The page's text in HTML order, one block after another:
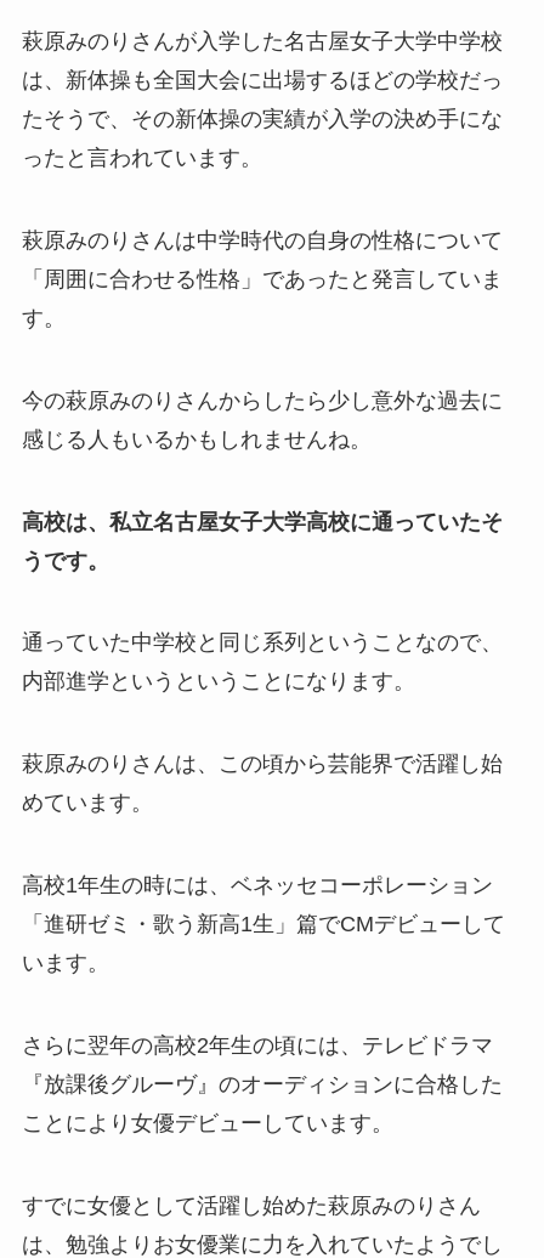
萩原みのりさんが入学した名古屋女子大学中学校
は、新体操も全国大会に出場するほどの学校だっ
たそうで、その新体操の実績が入学の決め手にな
ったと言われています。
萩原みのりさんは中学時代の自身の性格について
「周囲に合わせる性格」であったと発言していま
す。
今の萩原みのりさんからしたら少し意外な過去に
感じる人もいるかもしれませんね。
高校は、私立名古屋女子大学高校に通っていたそ
うです。
通っていた中学校と同じ系列ということなので、
内部進学というということになります。
萩原みのりさんは、この頃から芸能界で活躍し始
めています。
高校1年生の時には、ベネッセコーポレーション
「進研ゼミ・歌う新高1生」篇でCMデビューして
います。
さらに翌年の高校2年生の頃には、テレビドラマ
『放課後グルーヴ』のオーディションに合格した
ことにより女優デビューしています。
すでに女優として活躍し始めた萩原みのりさん
は、勉強よりお女優業に力を入れていたようでし